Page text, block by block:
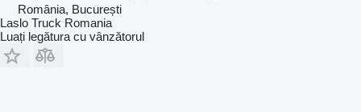
România, București
Laslo Truck Romania
Luați legătura cu vânzătorul